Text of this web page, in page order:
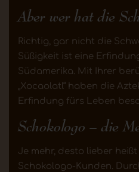
Aber wer hat die
Richtig, gar nicht die
Süßigkeit ist eine
Südamerika. Mit Ihrer
„Xocaolatl“ haben die
Erfindung fürs Leben
Schokologo – die
Je mehr, desto lieber
Schokologo-Kunden.